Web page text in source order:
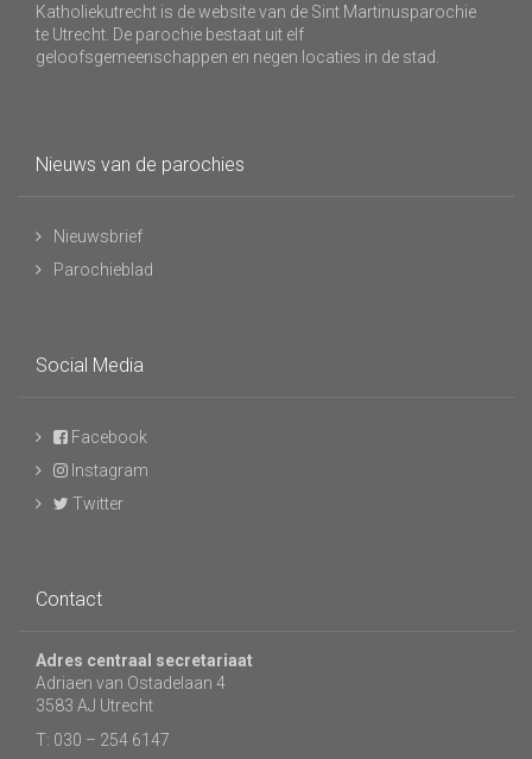
Katholiekutrecht is de website van de Sint Martinusparochie
te Utrecht. De parochie bestaat uit elf
geloofsgemeenschappen en negen locaties in de stad.
Nieuws van de parochies
Nieuwsbrief
Parochieblad
Social Media
Facebook
Instagram
Twitter
Contact
Adres centraal secretariaat
Adriaen van Ostadelaan 4
3583 AJ Utrecht
T: 030 – 254 6147